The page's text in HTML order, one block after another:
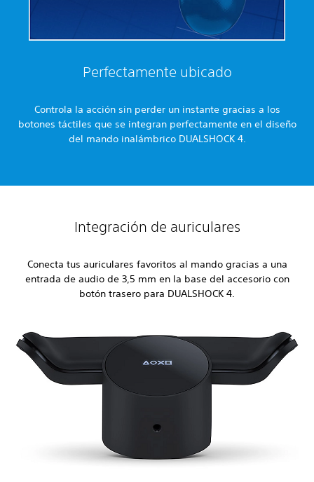
Perfectamente ubicado
Controla la acción sin perder un instante gracias a los
botones táctiles que se integran perfectamente en el diseño
del mando inalámbrico DUALSHOCK 4.
Integración de auriculares
Conecta tus auriculares favoritos al mando gracias a una
entrada de audio de 3,5 mm en la base del accesorio con
botón trasero para DUALSHOCK 4.